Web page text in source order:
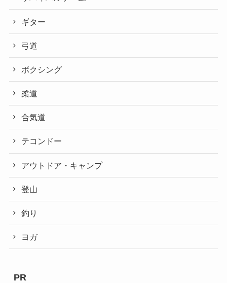
ギター
弓道
ボクシング
柔道
合気道
テコンドー
アウトドア・キャンプ
登山
釣り
ヨガ
PR